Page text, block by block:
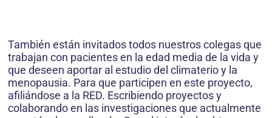
También están invitados todos nuestros colegas que
trabajan con pacientes en la edad media de la vida y
que deseen aportar al estudio del climaterio y la
menopausia. Para que participen en este proyecto,
afiliándose a la RED. Escribiendo proyectos y
colaborando en las investigaciones que actualmente